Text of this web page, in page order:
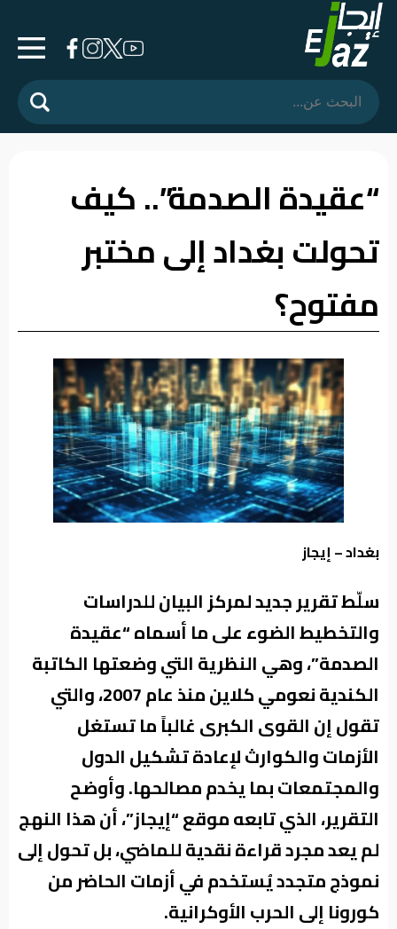
الرئيسية
المشهد
فرشة
الأسواق
وموقف
الفيديوهات
“عقيدة الصدمة”.. كيف
تحولت بغداد إلى مختبر
مفتوح؟
بغداد – إيجاز
سلّط تقرير جديد لمركز البيان للدراسات
والتخطيط الضوء على ما أسماه “عقيدة
الصدمة”، وهي النظرية التي وضعتها الكاتبة
الكندية نعومي كلاين منذ عام 2007، والتي
تقول إن القوى الكبرى غالباً ما تستغل
الأزمات والكوارث لإعادة تشكيل الدول
والمجتمعات بما يخدم مصالحها. وأوضح
التقرير، الذي تابعه موقع “إيجاز”، أن هذا النهج
لم يعد مجرد قراءة نقدية للماضي، بل تحول إلى
نموذج متجدد يُستخدم في أزمات الحاضر من
كورونا إلى الحرب الأوكرانية.